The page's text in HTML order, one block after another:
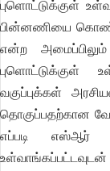
புளொட்டுக்குள்
பின்னணியை
என்ற
புளொட்டுக்குள்
வகுப்புக்கள்
தொகுப்பதற்கான
எப்படி எஸ்ஆர்